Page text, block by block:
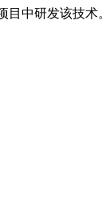
研发该技